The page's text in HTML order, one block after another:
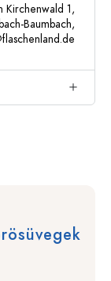
Kirchenwald 1,
Baumbach,